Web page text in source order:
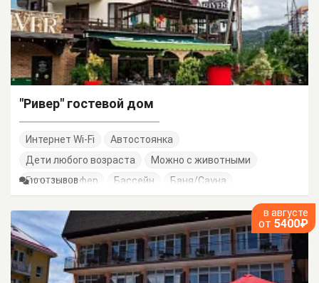
"Ривер" гостевой дом
Интернет Wi-Fi
Автостоянка
Дети любого возраста
Можно с животными
Есть трансфер
Бассейн Баня/Сауна
10 ОТЗЫВОВ
в августе
от 5400₽